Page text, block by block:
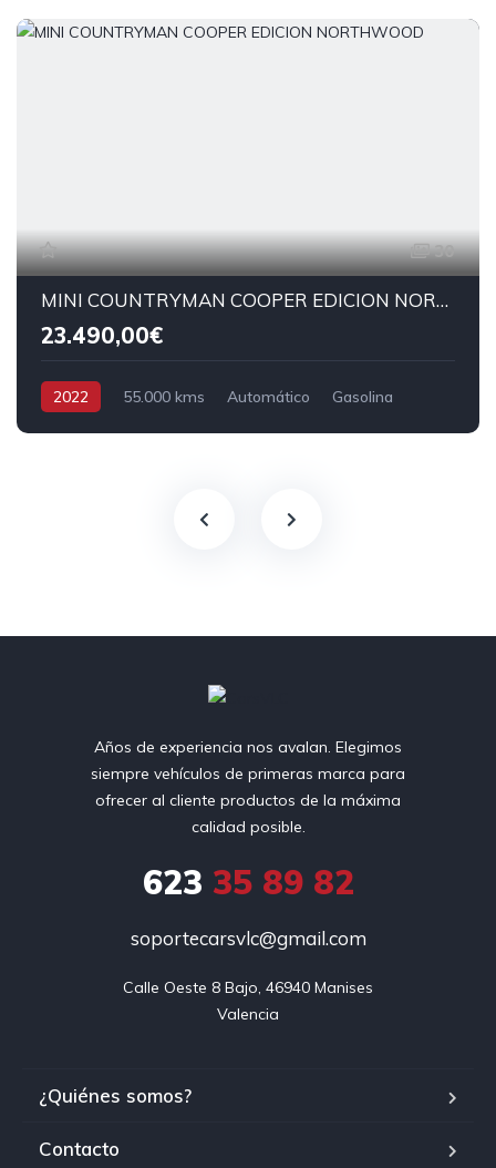
30
MINI COUNTRYMAN COOPER EDICION NORTHWOOD
23.490,00€
2022 55.000 kms Automático
Gasolina
Años de experiencia nos avalan. Elegimos
siempre vehículos de primeras marca para
ofrecer al cliente productos de la máxima
calidad posible.
623 35 89 82
soportecarsvlc@gmail.com
Calle Oeste 8 Bajo, 46940 Manises
Valencia
¿Quiénes somos?
Contacto